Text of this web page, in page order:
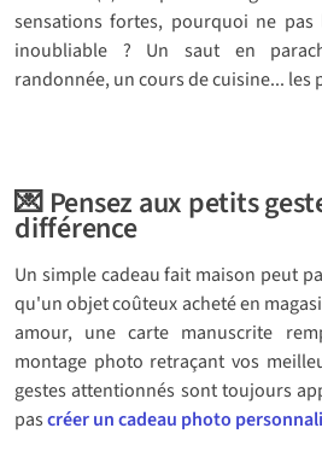
sensations fortes, pourquoi ne
inoubliable ? Un saut en
randonnée, un cours de cuisine...
💌 Pensez aux petits
différence
Un simple cadeau fait maison peut
qu'un objet coûteux acheté en
amour, une carte manuscrite
montage photo retraçant vos
gestes attentionnés sont toujours
pascréer un cadeau photo